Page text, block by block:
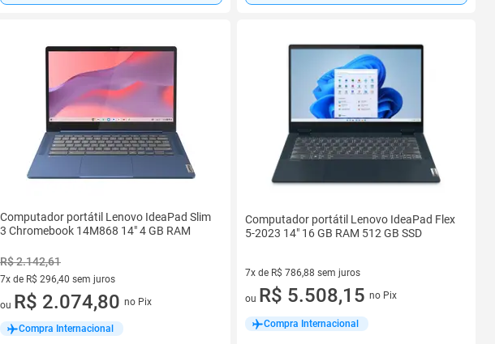
Computador portátil Lenovo IdeaPad Slim
3 Chromebook 14M868 14" 4 GB RAM
R$ 2.142,61
7x de R$ 296,40 sem juros
7 vez de R$ 296,40 sem juros
ou R$ 2.074,80 no Pix
Compra Internacional
Computador portátil Lenovo IdeaPad Flex
5-2023 14" 16 GB RAM 512 GB SSD
7x de R$ 786,88 sem juros
7 vez de R$ 786,88 sem juros
ou R$ 5.508,15 no Pix
Compra Internacional